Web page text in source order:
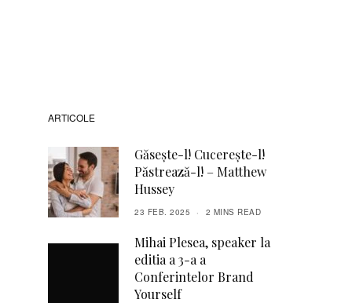
ARTICOLE
Găsește-l! Cucerește-l!
Păstrează-l! – Matthew
Hussey
23 FEB. 2025 2 MINS READ
Mihai Plesea, speaker la
editia a 3-a a
Conferintelor Brand
Yourself